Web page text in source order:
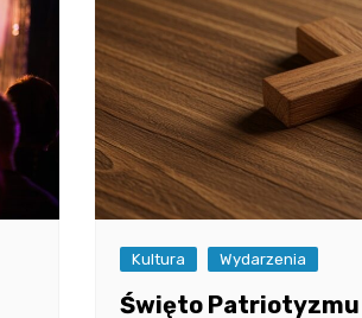
Kultura Wydarzenia
Święto